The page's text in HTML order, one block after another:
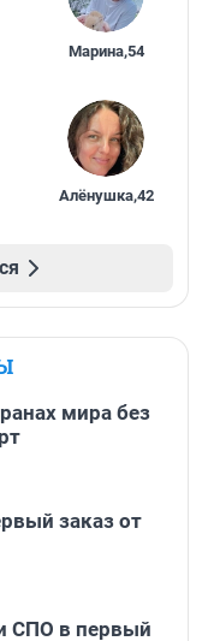
Марина,54
Алёнушка,42
мира без
заказ от
СПО в первый